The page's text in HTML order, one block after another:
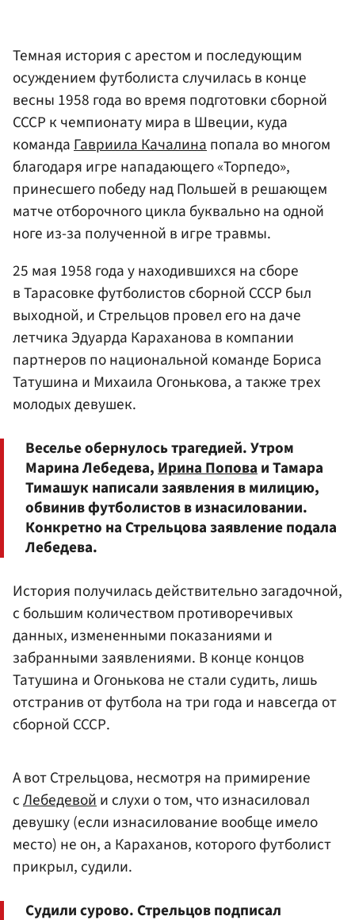
Темная история с арестом и последующим
осуждением футболиста случилась в конце
весны 1958 года во время подготовки сборной
СССР к чемпионату мира в Швеции, куда
командаГавриила Качалинапопала во многом
благодаря игре нападающего «Торпедо»,
принесшего победу над Польшей в решающем
матче отборочного цикла буквально на одной
ноге из-за полученной в игре травмы.
25 мая 1958 года у находившихся на сборе
в Тарасовке футболистов сборной СССР был
выходной, и Стрельцов провел его на даче
летчика Эдуарда Караханова в компании
партнеров по национальной команде Бориса
Татушина и Михаила Огонькова, а также трех
молодых девушек.
Веселье обернулось трагедией. Утром
Марина Лебедева,Ирина Поповаи Тамара
Тимашук написали заявления в милицию,
обвинив футболистов в изнасиловании.
Конкретно на Стрельцова заявление подала
Лебедева.
История получилась действительно загадочной,
с большим количеством противоречивых
данных, измененными показаниями и
забранными заявлениями. В конце концов
Татушина и Огонькова не стали судить, лишь
отстранив от футбола на три года и навсегда от
сборной СССР.
А вот Стрельцова, несмотря на примирение
сЛебедевойи слухи о том, что изнасиловал
девушку (если изнасилование вообще имело
место) не он, а Караханов, которого футболист
прикрыл, судили.
Судили сурово. Стрельцов подписал